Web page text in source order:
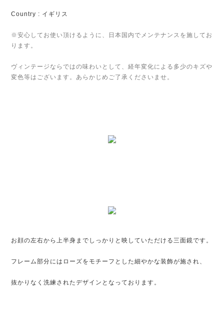
Country : イギリス
※安心してお使い頂けるように、日本国内でメンテナンスを施してお
ります。
ヴィンテージならではの味わいとして、経年変化による多少のキズや
変色等はございます。あらかじめご了承くださいませ。
お顔の左右から上半身までしっかりと映していただける三面鏡です。
フレーム部分にはローズをモチーフとした細やかな装飾が施され、
抜かりなく洗練されたデザインとなっております。